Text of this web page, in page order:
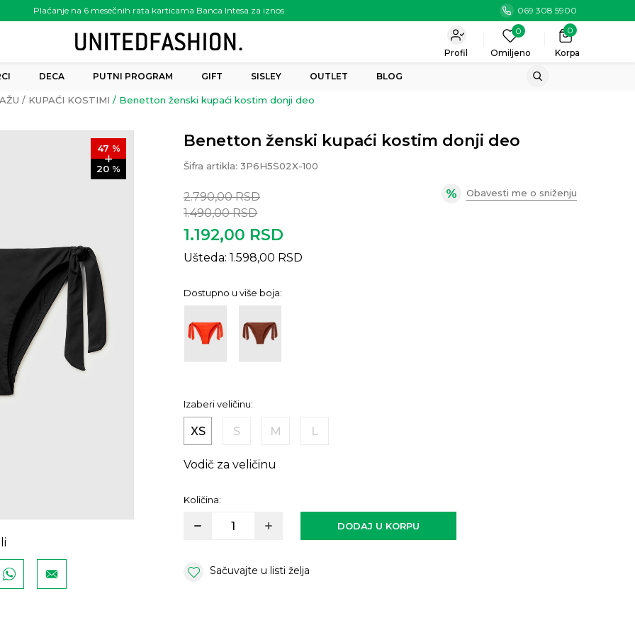
Plaćanje na 6 mesečnih rata karticama Banca Intesa za iznos
preko 6.000.00 rsd
069 308 5900
Korpa
0
0
Omiljeno
Profil
DECA PUTNI PROGRAM GIFT SISLEY OUTLET BLOG
KUPAĆI KOSTIMI Benetton ženski kupaći kostim donji deo
47 %
20 %
Benetton ženski kupaći kostim donji deo
Šifra artikla: 3P6H5S02X-100
2.790,00 RSD
1.490,00 RSD
1.192,00 RSD
Ušteda: 1.598,00 RSD
Obavesti me o sniženju
Dostupno u više boja:
Izaberi veličinu:
XS S M L
Vodič za veličinu
Količina:
DODAJ U KORPU
Sačuvajte u listi želja